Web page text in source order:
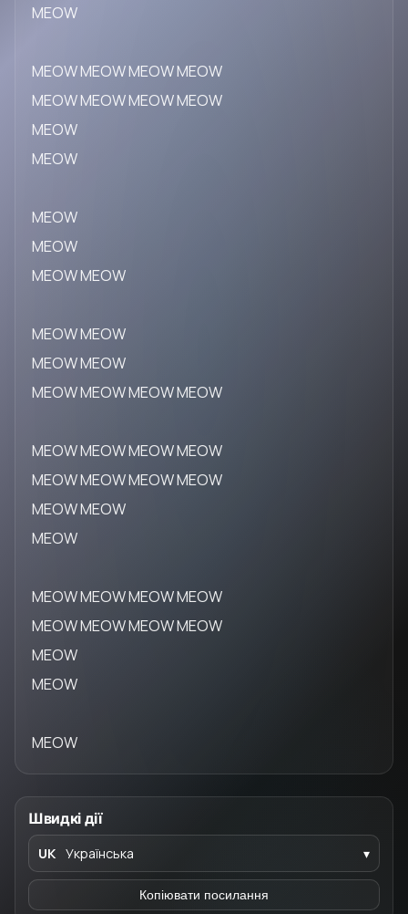
Швидкі дії
UK Українська ▾
Копіювати посилання
MEOW
MEOW MEOW MEOW MEOW
MEOW MEOW MEOW MEOW
MEOW
MEOW
MEOW
MEOW
MEOW MEOW
MEOW MEOW
MEOW MEOW
MEOW MEOW MEOW MEOW
MEOW MEOW MEOW MEOW
MEOW MEOW MEOW MEOW
MEOW MEOW
MEOW
MEOW MEOW MEOW MEOW
MEOW MEOW MEOW MEOW
MEOW
MEOW
MEOW